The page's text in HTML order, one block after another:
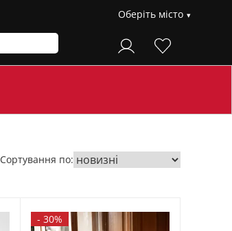
Оберіть місто
Сортування по:
- 30%